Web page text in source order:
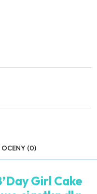
OCENY (0)
Girl Cake